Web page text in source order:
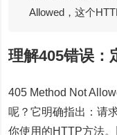
Allowed，这个
理解405错误：
405 Method Not
呢？它明确指出：请
你使用的HTTP方法